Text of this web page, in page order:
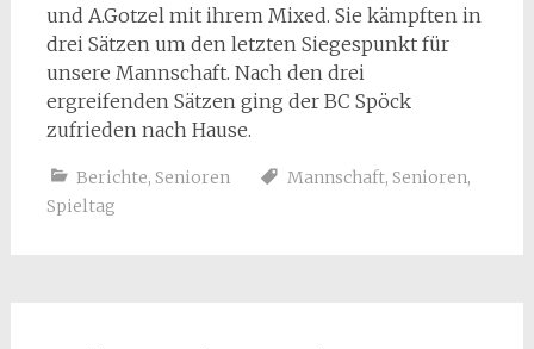
und A.Gotzel mit ihrem Mixed. Sie kämpften in
drei Sätzen um den letzten Siegespunkt für
unsere Mannschaft. Nach den drei
ergreifenden Sätzen ging der BC Spöck
zufrieden nach Hause.
Berichte, Senioren Mannschaft, Senioren,
Spieltag